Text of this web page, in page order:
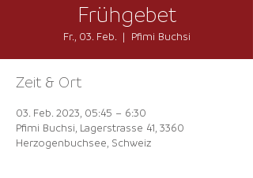
Frühgebet
Fr., 03. Feb.
  |
Pfimi Buchsi
Zeit & Ort
03. Feb. 2023, 05:45 – 6:30
Pfimi Buchsi, Lagerstrasse 41, 3360
Herzogenbuchsee, Schweiz